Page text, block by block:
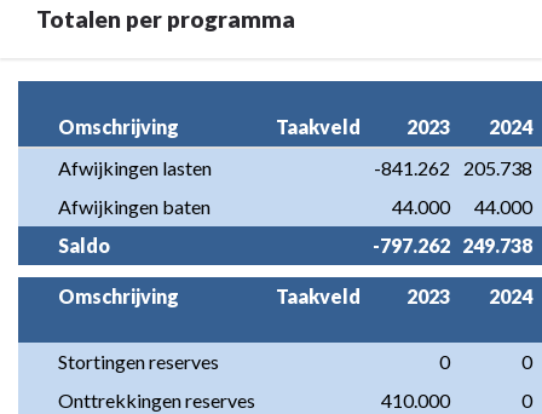
Totalen per programma
navigatie
Programma
Overhead
Omschrijving Taakveld 2023
2024
Afwijkingen lasten
-841.262
205.738
Afwijkingen baten
44.000
44.000
Saldo
-797.262 249.738
Omschrijving Taakveld 2023 2024
Stortingen reserves 0
0
Onttrekkingen reserves
410.000
0